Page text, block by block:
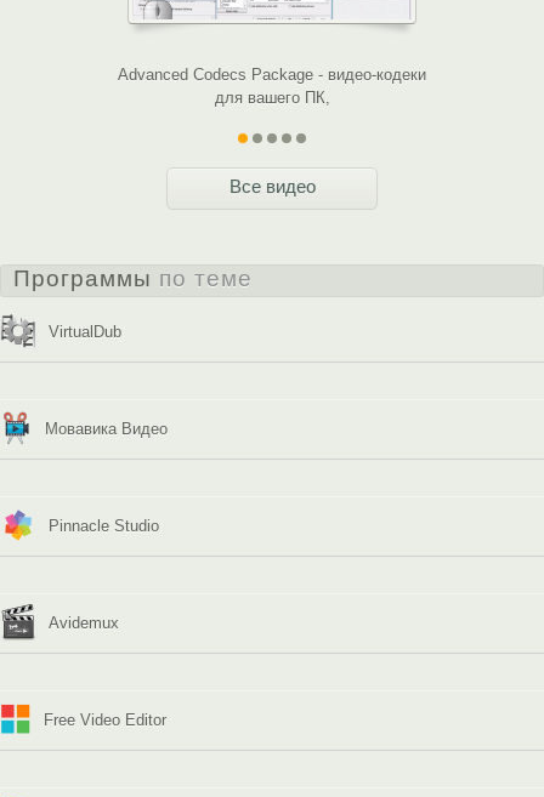
Advanced Codecs Package - видео-кодеки
для вашего ПК,
Все видео
Программы по теме
VirtualDub
Мовавика Видео
Pinnacle Studio
Avidemux
Free Video Editor